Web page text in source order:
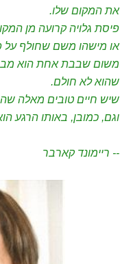
את המקום שלו.
פיסת גלויה קרועה מן
או מישהו משם שחולף על
משום שבבת אחת הוא
שהוא לא חולם.
שיש חיים טובים מאלה
וגם, כמובן, באותו הרגע
-- ריימונד קארבר